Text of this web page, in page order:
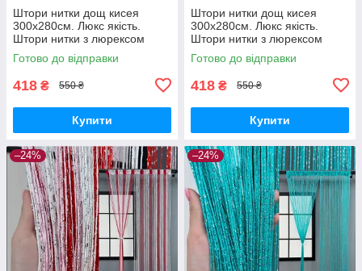
Штори нитки дощ кисея
300х280см. Люкс якість.
Штори нитки з люрексом
прямі - Білий.
Готово до відправки
418 ₴ 550 ₴
Купити
Штори нитки дощ кисея
300х280см. Люкс якість.
Штори нитки з люрексом
прямі - Бежевий з молочним.
Готово до відправки
418 ₴ 550 ₴
Купити
–24% –24%